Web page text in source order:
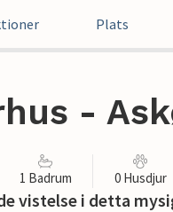
Plats
-
1 Badrum 0 Husdjur
vistelse i detta